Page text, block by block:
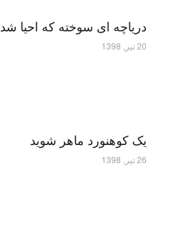
دریاچه ای سوخته که احیا شد
20 تیر, 1398
یک کوهنورد ماهر شوید
26 تیر, 1398